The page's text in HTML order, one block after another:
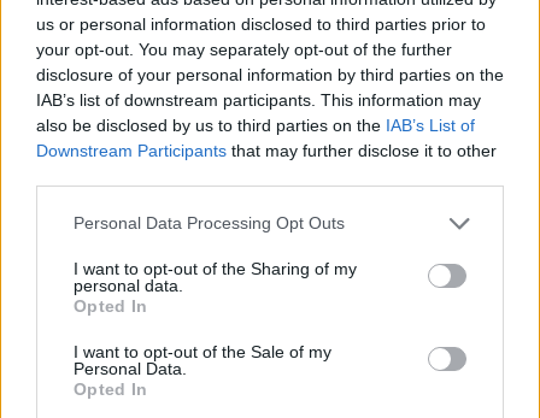
us or personal information disclosed to third parties prior to
your opt-out. You may separately opt-out of the further
disclosure of your personal information by third parties on the
IAB’s list of downstream participants. This information may
also be disclosed by us to third parties on the IAB’s List of
Downstream Participants that may further disclose it to other
Personal Data Processing Opt Outs
I want to opt-out of the Sharing of my
personal data.
Opted In
I want to opt-out of the Sale of my
Personal Data.
Opted In